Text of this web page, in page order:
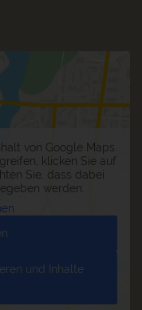
von Google Maps
klicken Sie auf
Sie, dass dabei
werden.
und Inhalte